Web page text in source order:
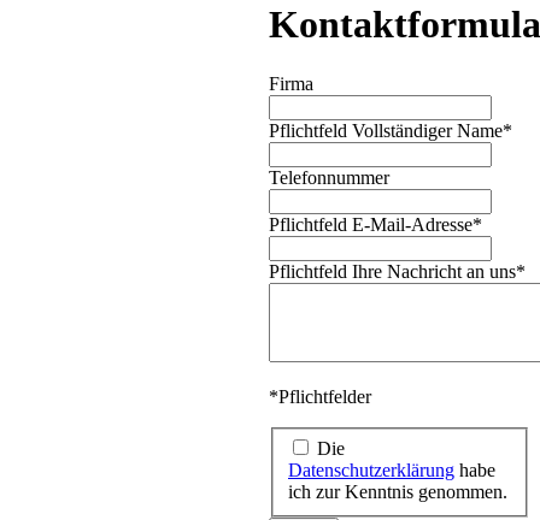
Firma
Pflichtfeld Vollständiger Name*
Telefonnummer
Pflichtfeld E-Mail-Adresse*
Pflichtfeld Ihre Nachricht an uns*
*Pflichtfelder
Die
Datenschutzerklärung habe
ich zur Kenntnis genommen.